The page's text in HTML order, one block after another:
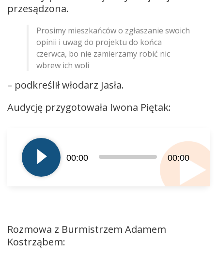
przesądzona.
Prosimy mieszkańców o zgłaszanie swoich
opinii i uwag do projektu do końca
czerwca, bo nie zamierzamy robić nic
wbrew ich woli
– podkreślił włodarz Jasła.
Audycję przygotowała Iwona Piętak:
plików
dźwiękowych
00:00 00:00
Rozmowa z Burmistrzem Adamem
Kostrząbem: